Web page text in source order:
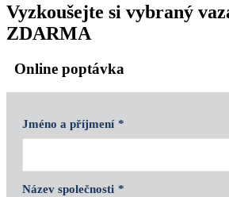
Vyzkoušejte si vybraný
ZDARMA
Online poptávka
Jméno a příjmení *
Název společnosti *